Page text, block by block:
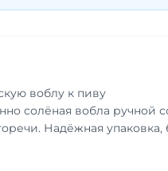
воблу к пиву
солёная вобла ручной
Надёжная упаковка,